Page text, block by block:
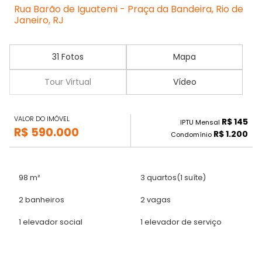
Rua Barão de Iguatemi - Praça da Bandeira, Rio de
Janeiro, RJ
31 Fotos Mapa
Tour Virtual Vídeo
VALOR DO IMÓVEL
R$ 590.000
IPTU Mensal R$ 145
Condomínio R$ 1.200
98 m² 3 quartos(1 suíte)
2 banheiros 2 vagas
1 elevador social 1 elevador de serviço